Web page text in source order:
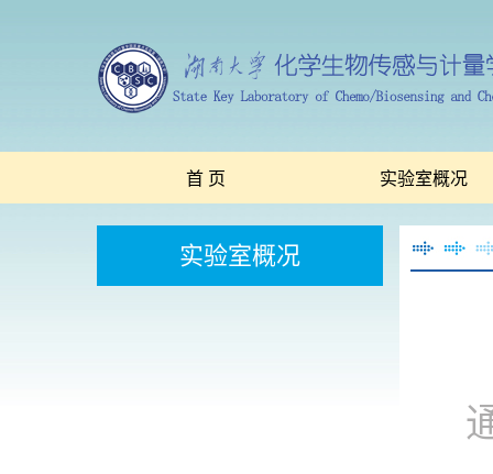
首 页 实验室概况
实验室概况